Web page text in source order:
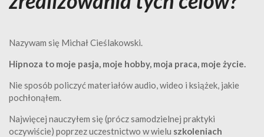
Nazywam się Michał Cieślakowski.
Hipnoza to moje pasja, moje hobby, moja praca, moje życie.
Nie sposób policzyć materiałów audio, wideo i książek, jakie
pochłonąłem.
Najwięcej nauczyłem się (prócz samodzielnej praktyki
oczywiście) poprzez uczestnictwo w wielu szkoleniach